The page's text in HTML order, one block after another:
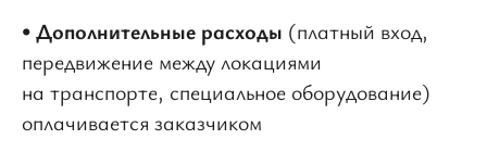
•Дополнительные расходы (платный вход,
передвижение между локациями
на транспорте, специальное оборудование)
оплачивается заказчиком